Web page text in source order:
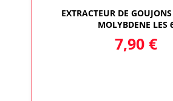
EXTRACTEUR DE
MOLYBDENE LES
7,90 €